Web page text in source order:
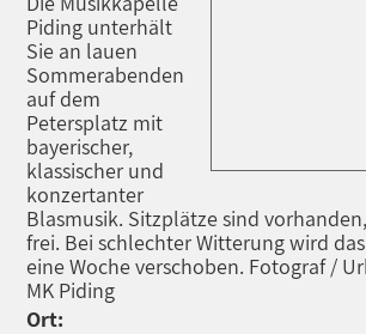
Piding unterhält
Sie an lauen
Sommerabenden
auf dem
Petersplatz mit
bayerischer,
klassischer und
konzertanter
Blasmusik. Sitzplätze sind
frei. Bei schlechter Witterung wird
eine Woche verschoben. Fotograf /
MK Piding
Ort: